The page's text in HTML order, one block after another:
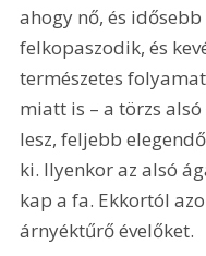
ahogy nő, és
felkopaszodik, és
természetes
miatt is – a törzs
lesz, feljebb
ki. Ilyenkor az alsó
kap a fa. Ekkortól
árnyéktűrő évelőket.